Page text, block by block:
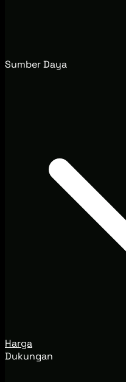
Sumber Daya
Harga
Dukungan